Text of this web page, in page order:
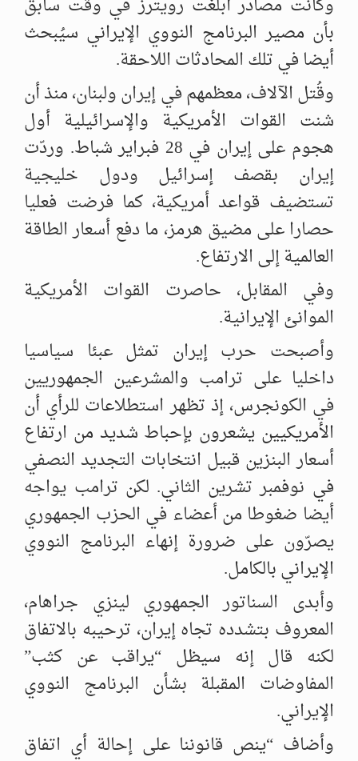
وكانت مصادر أبلغت رويترز في وقت سابق
بأن مصير البرنامج النووي الإيراني سيُبحث
أيضا في تلك المحادثات اللاحقة.
وقُتل الآلاف، معظمهم في إيران ولبنان، منذ أن
شنت القوات الأمريكية والإسرائيلية أول
هجوم على إيران في 28 فبراير شباط. وردّت
إيران بقصف إسرائيل ودول خليجية
تستضيف قواعد أمريكية، كما فرضت فعليا
حصارا على مضيق هرمز، ما دفع أسعار الطاقة
العالمية إلى الارتفاع.
وفي المقابل، حاصرت القوات الأمريكية
الموانئ الإيرانية.
وأصبحت حرب إيران تمثل عبئا سياسيا
داخليا على ترامب والمشرعين الجمهوريين
في الكونجرس، إذ تظهر استطلاعات للرأي أن
الأمريكيين يشعرون بإحباط شديد من ارتفاع
أسعار البنزين قبيل انتخابات التجديد النصفي
في نوفمبر تشرين الثاني. لكن ترامب يواجه
أيضا ضغوطا من أعضاء في الحزب الجمهوري
يصرّون على ضرورة إنهاء البرنامج النووي
الإيراني بالكامل.
وأبدى السناتور الجمهوري لينزي جراهام،
المعروف بتشدده تجاه إيران، ترحيبه بالاتفاق
لكنه قال إنه سيظل “يراقب عن كثب”
المفاوضات المقبلة بشأن البرنامج النووي
الإيراني.
وأضاف “ينص قانوننا على إحالة أي اتفاق